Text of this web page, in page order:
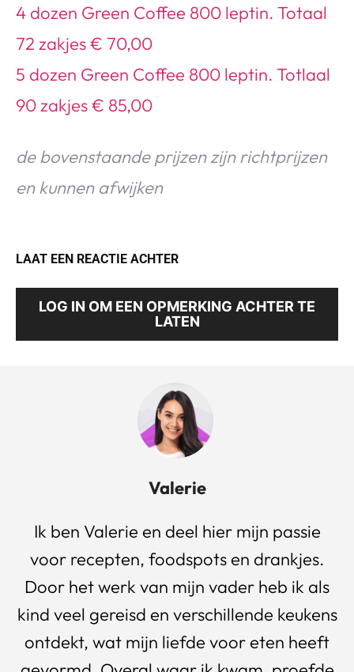
4 dozen Green Coffee 800 leptin. Totaal
72 zakjes € 70,00
5 dozen Green Coffee 800 leptin. Totlaal
90 zakjes € 85,00
de bovenstaande prijzen zijn richtprijzen
en kunnen afwijken
LAAT EEN REACTIE ACHTER
LOG IN OM EEN OPMERKING ACHTER TE
LATEN
Valerie
Ik ben Valerie en deel hier mijn passie
voor recepten, foodspots en drankjes.
Door het werk van mijn vader heb ik als
kind veel gereisd en verschillende keukens
ontdekt, wat mijn liefde voor eten heeft